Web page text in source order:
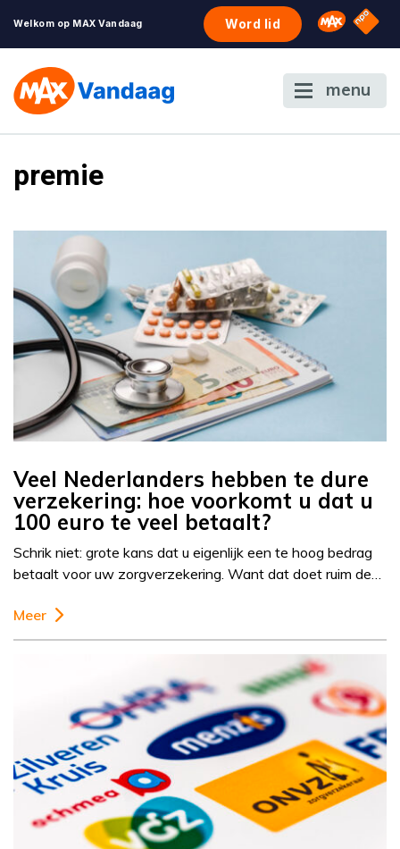
Welkom op MAX Vandaag Word lid Omroep
NPO
menu
premie
Veel Nederlanders hebben te dure
verzekering: hoe voorkomt u dat u
100 euro te veel betaalt?
Schrik niet: grote kans dat u eigenlijk een te hoog bedrag
betaalt voor uw zorgverzekering. Want dat doet ruim de…
Meer